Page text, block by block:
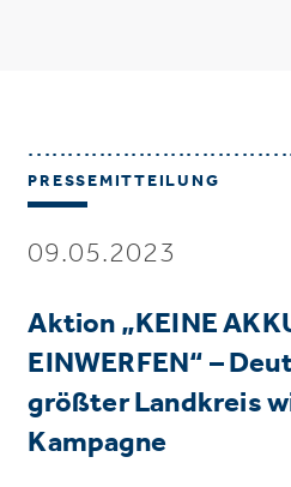
PRESSEMITTEILUNG
09.05.2023
Aktion „KEINE
EINWERFEN“ –
größter Landkreis
Kampagne